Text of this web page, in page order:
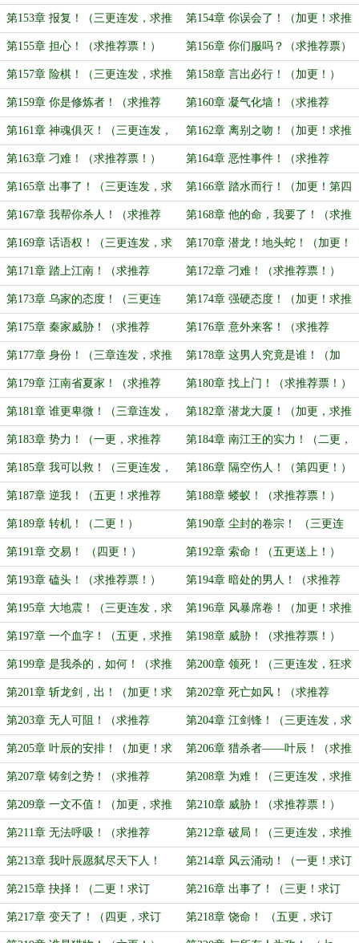
票！） 票！）
第153章 报复！（三更连发，求推
荐票！）
第154章 你误会了！（加更！求推
荐票！）
第155章 担心！（求推荐票！） 第156章 你们服吗？（求推荐票）
第157章 险棋！（三更连发，求推
荐票！）
第158章 言出必行！（加更！）
第159章 你是修炼者！（求推荐
票！）
第160章 凝气化墙！（求推荐
票！）
第161章 神魂俱灭！（三更连发，
求推荐票！）
第162章 离别之吻！（加更！求推
荐票！）
第163章 刁难！（求推荐票！） 第164章 恶性事件！（求推荐
票！）
第165章 出事了！（三更连发，求
推荐票！）
第166章 踏水而行！（加更！第四
更！）
第167章 我帮你杀人！（求推荐
票！）
第168章 他的命，我要了！（求推
荐票！）
第169章 话语权！（三更连发，求
推荐票！）
第170章 潜龙！地头蛇！（加更！
求推荐票）
第171章 踏上江南！（求推荐
票！）
第172章 刁难！（求推荐票！）
第173章 乌家的态度！（三更连
发，求推荐票！）
第174章 强硬态度！（加更！求推
荐票！）
第175章 秦家威胁！（求推荐
票！）
第176章 意外来客！（求推荐
票！）
第177章 身份！（三章连发，求推
荐票！）
第178章 这男人究竟是谁！（加
更，求推荐票！）
第179章 江南省夏家！（求推荐
票！）
第180章 找上门！（求推荐票！）
第181章 谁更卑微！（三章连发，
求推荐票！）
第182章 潜龙大厦！（加更，求推
荐票！）
第183章 势力！（一更，求推荐
票！）
第184章 南江王的实力！（二更，
求推荐票！）
第185章 我可以救！（三更连发，
求推荐票！）
第186章 隔空伤人！（第四更！）
第187章 逆我！（五更！求推荐
票）
第188章 蝼蚁！（求推荐票！）
第189章 转机！（二更！） 第190章 尘封的卷宗！ （三更连
发，求推荐票！）
第191章 交易！ （四更！） 第192章 索命！（五更送上！）
第193章 磕头！（求推荐票！） 第194章 暗处的男人！（求推荐
票！）
第195章 大地震！（三更连发，求
推荐票！）
第196章 风暴席卷！（加更！求推
荐票！）
第197章 一个血字！（五更，求推
荐票！）
第198章 威胁！（求推荐票！）
第199章 是我杀的，如何！（求推
荐票！）
第200章 领死！（三更连发，狂求
推荐票！）
第201章 斩龙剑，出！（加更！求
推荐票！）
第202章 死亡如风！（求推荐
票！）
第203章 无人可阻！（求推荐
票！）
第204章 江剑锋！（三更连发，求
推荐票！）
第205章 叶辰的安排！（加更！求
推荐票！）
第206章 猎杀者——叶辰！（求推
荐票！）
第207章 铸剑之势！（求推荐
票！）
第208章 为难！（三更连发，求推
荐票！）
第209章 一文不值！（加更，求推
荐票！）
第210章 威胁！（求推荐票！）
第211章 无法呼吸！（求推荐
票！）
第212章 破局！（三更连发，求推
荐票！）
第213章 我叶辰愿弑尽天下人！
（加更！）
第214章 风云涌动！（一更！求订
阅！）
第215章 抉择！（二更！求订
阅！）
第216章 出事了！（三更！求订
阅！）
第217章 变天了！（四更，求订 第218章 饶命！ （五更，求订